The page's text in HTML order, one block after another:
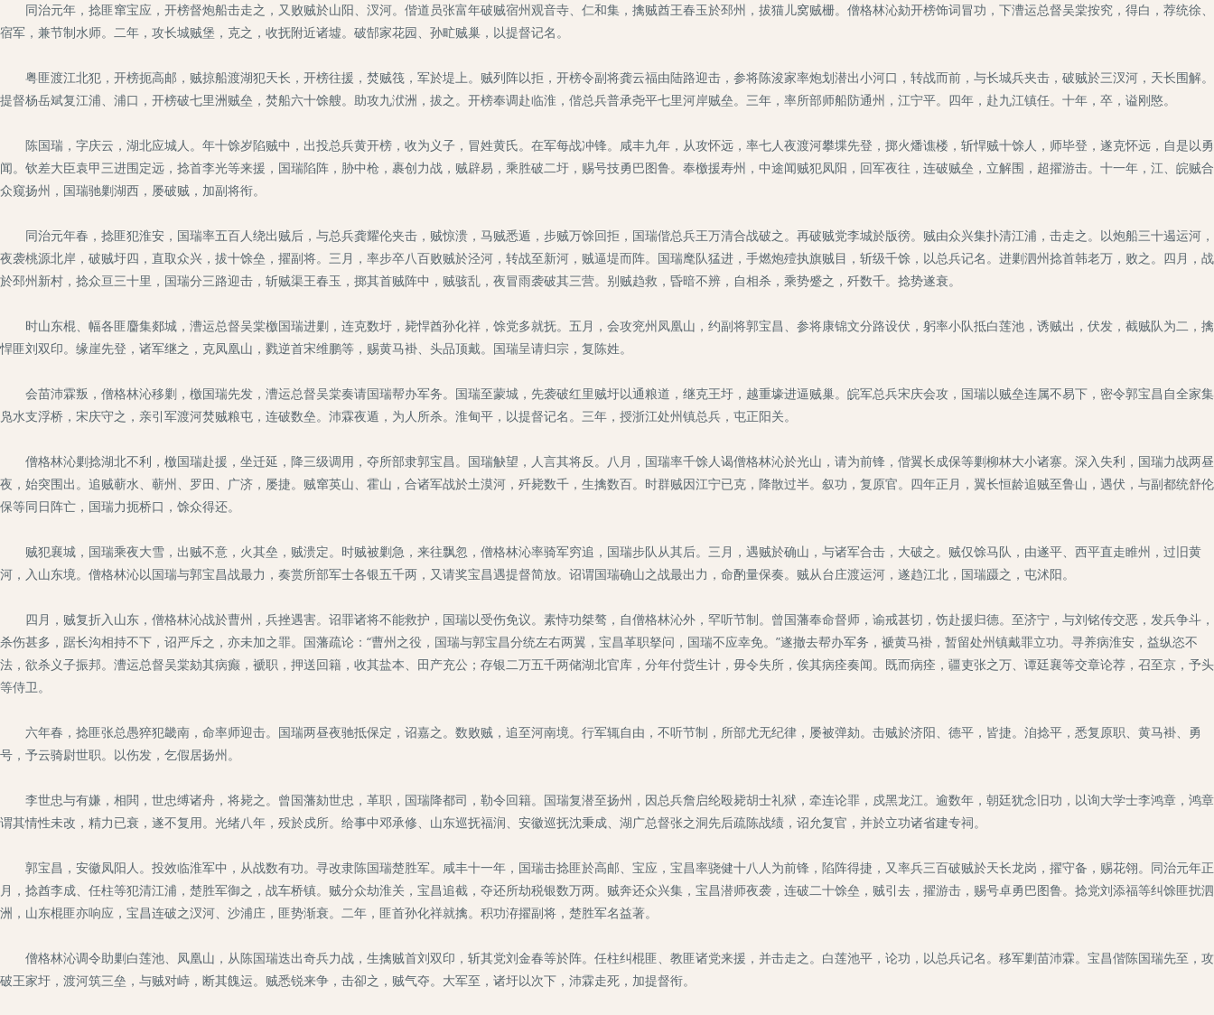
同治元年，捻匪窜宝应，开榜督炮船击走之，又败贼於山阳、汊河。偕道员张富年破贼宿州观音寺、仁和集，擒贼酋王春玉於邳州，拔猫儿窝贼栅。僧格林沁劾开榜饰词冒功，下漕运总督吴棠按究，得白，荐统徐、
宿军，兼节制水师。二年，攻长城贼堡，克之，收抚附近诸墟。破郜家花园、孙甿贼巢，以提督记名。
粤匪渡江北犯，开榜扼高邮，贼掠船渡湖犯天长，开榜往援，焚贼筏，军於堤上。贼列阵以拒，开榜令副将龚云福由陆路迎击，参将陈浚家率炮划潜出小河口，转战而前，与长城兵夹击，破贼於三汊河，天长围解。
提督杨岳斌复江浦、浦口，开榜破七里洲贼垒，焚船六十馀艘。助攻九洑洲，拔之。开榜奉调赴临淮，偕总兵普承尧平七里河岸贼垒。三年，率所部师船防通州，江宁平。四年，赴九江镇任。十年，卒，谥刚愍。
陈国瑞，字庆云，湖北应城人。年十馀岁陷贼中，出投总兵黄开榜，收为义子，冒姓黄氏。在军每战冲锋。咸丰九年，从攻怀远，率七人夜渡河攀堞先登，掷火燔谯楼，斩悍贼十馀人，师毕登，遂克怀远，自是以勇
闻。钦差大臣袁甲三进围定远，捻首李光等来援，国瑞陷阵，胁中枪，裹创力战，贼辟易，乘胜破二圩，赐号技勇巴图鲁。奉檄援寿州，中途闻贼犯凤阳，回军夜往，连破贼垒，立解围，超擢游击。十一年，江、皖贼合
众窥扬州，国瑞驰剿湖西，屡破贼，加副将衔。
同治元年春，捻匪犯淮安，国瑞率五百人绕出贼后，与总兵龚耀伦夹击，贼惊溃，马贼悉遁，步贼万馀回拒，国瑞偕总兵王万清合战破之。再破贼党李城於版徬。贼由众兴集扑清江浦，击走之。以炮船三十遏运河，
夜袭桃源北岸，破贼圩四，直取众兴，拔十馀垒，擢副将。三月，率步卒八百败贼於泾河，转战至新河，贼逼堤而阵。国瑞麾队猛进，手燃炮殪执旗贼目，斩级千馀，以总兵记名。进剿泗州捻首韩老万，败之。四月，战
於邳州新村，捻众亘三十里，国瑞分三路迎击，斩贼渠王春玉，掷其首贼阵中，贼骇乱，夜冒雨袭破其三营。别贼趋救，昏暗不辨，自相杀，乘势蹙之，歼数千。捻势遂衰。
时山东棍、幅各匪麕集郯城，漕运总督吴棠檄国瑞进剿，连克数圩，毙悍酋孙化祥，馀党多就抚。五月，会攻兖州凤凰山，约副将郭宝昌、参将康锦文分路设伏，躬率小队抵白莲池，诱贼出，伏发，截贼队为二，擒
悍匪刘双印。缘崖先登，诸军继之，克凤凰山，戮逆首宋维鹏等，赐黄马褂、头品顶戴。国瑞呈请归宗，复陈姓。
会苗沛霖叛，僧格林沁移剿，檄国瑞先发，漕运总督吴棠奏请国瑞帮办军务。国瑞至蒙城，先袭破红里贼圩以通粮道，继克王圩，越重壕进逼贼巢。皖军总兵宋庆会攻，国瑞以贼垒连属不易下，密令郭宝昌自全家集
凫水支浮桥，宋庆守之，亲引军渡河焚贼粮屯，连破数垒。沛霖夜遁，为人所杀。淮甸平，以提督记名。三年，授浙江处州镇总兵，屯正阳关。
僧格林沁剿捻湖北不利，檄国瑞赴援，坐迁延，降三级调用，夺所部隶郭宝昌。国瑞觖望，人言其将反。八月，国瑞率千馀人谒僧格林沁於光山，请为前锋，偕翼长成保等剿柳林大小诸寨。深入失利，国瑞力战两昼
夜，始突围出。追贼蕲水、蕲州、罗田、广济，屡捷。贼窜英山、霍山，合诸军战於土漠河，歼毙数千，生擒数百。时群贼因江宁已克，降散过半。叙功，复原官。四年正月，翼长恒龄追贼至鲁山，遇伏，与副都统舒伦
保等同日阵亡，国瑞力扼桥口，馀众得还。
贼犯襄城，国瑞乘夜大雪，出贼不意，火其垒，贼溃定。时贼被剿急，来往飘忽，僧格林沁率骑军穷追，国瑞步队从其后。三月，遇贼於确山，与诸军合击，大破之。贼仅馀马队，由遂平、西平直走睢州，过旧黄
河，入山东境。僧格林沁以国瑞与郭宝昌战最力，奏赏所部军士各银五千两，又请奖宝昌遇提督简放。诏谓国瑞确山之战最出力，命酌量保奏。贼从台庄渡运河，遂趋江北，国瑞蹑之，屯沭阳。
四月，贼复折入山东，僧格林沁战於曹州，兵挫遇害。诏罪诸将不能救护，国瑞以受伤免议。素恃功桀骜，自僧格林沁外，罕听节制。曾国藩奉命督师，谕戒甚切，饬赴援归德。至济宁，与刘铭传交恶，发兵争斗，
杀伤甚多，踞长沟相持不下，诏严斥之，亦未加之罪。国藩疏论：“曹州之役，国瑞与郭宝昌分统左右两翼，宝昌革职拏问，国瑞不应幸免。”遂撤去帮办军务，褫黄马褂，暂留处州镇戴罪立功。寻养病淮安，益纵恣不
法，欲杀义子振邦。漕运总督吴棠劾其病癫，褫职，押送回籍，收其盐本、田产充公；存银二万五千两储湖北官库，分年付赀生计，毋令失所，俟其病痊奏闻。既而病痊，疆吏张之万、谭廷襄等交章论荐，召至京，予头
等侍卫。
六年春，捻匪张总愚猝犯畿南，命率师迎击。国瑞两昼夜驰抵保定，诏嘉之。数败贼，追至河南境。行军辄自由，不听节制，所部尤无纪律，屡被弹劾。击贼於济阳、德平，皆捷。洎捻平，悉复原职、黄马褂、勇
号，予云骑尉世职。以伤发，乞假居扬州。
李世忠与有嫌，相閧，世忠缚诸舟，将毙之。曾国藩劾世忠，革职，国瑞降都司，勒令回籍。国瑞复潜至扬州，因总兵詹启纶殴毙胡士礼狱，牵连论罪，戍黑龙江。逾数年，朝廷犹念旧功，以询大学士李鸿章，鸿章
谓其情性未改，精力已衰，遂不复用。光绪八年，殁於戍所。给事中邓承修、山东巡抚福润、安徽巡抚沈秉成、湖广总督张之洞先后疏陈战绩，诏允复官，并於立功诸省建专祠。
郭宝昌，安徽凤阳人。投效临淮军中，从战数有功。寻改隶陈国瑞楚胜军。咸丰十一年，国瑞击捻匪於高邮、宝应，宝昌率骁健十八人为前锋，陷阵得捷，又率兵三百破贼於天长龙岗，擢守备，赐花翎。同治元年正
月，捻酋李成、任柱等犯清江浦，楚胜军御之，战车桥镇。贼分众劫淮关，宝昌追截，夺还所劫税银数万两。贼奔还众兴集，宝昌潜师夜袭，连破二十馀垒，贼引去，擢游击，赐号卓勇巴图鲁。捻党刘添福等纠馀匪扰泗
洲，山东棍匪亦响应，宝昌连破之汊河、沙浦庄，匪势渐衰。二年，匪首孙化祥就擒。积功洊擢副将，楚胜军名益著。
僧格林沁调令助剿白莲池、凤凰山，从陈国瑞迭出奇兵力战，生擒贼首刘双印，斩其党刘金春等於阵。任柱纠棍匪、教匪诸党来援，并击走之。白莲池平，论功，以总兵记名。移军剿苗沛霖。宝昌偕陈国瑞先至，攻
破王家圩，渡河筑三垒，与贼对峙，断其餽运。贼悉锐来争，击卻之，贼气夺。大军至，诸圩以次下，沛霖走死，加提督衔。